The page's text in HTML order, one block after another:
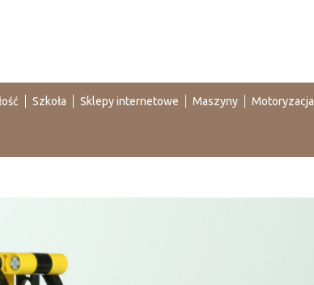
Szkoła Sklepy internetowe Maszyny Motoryzacja